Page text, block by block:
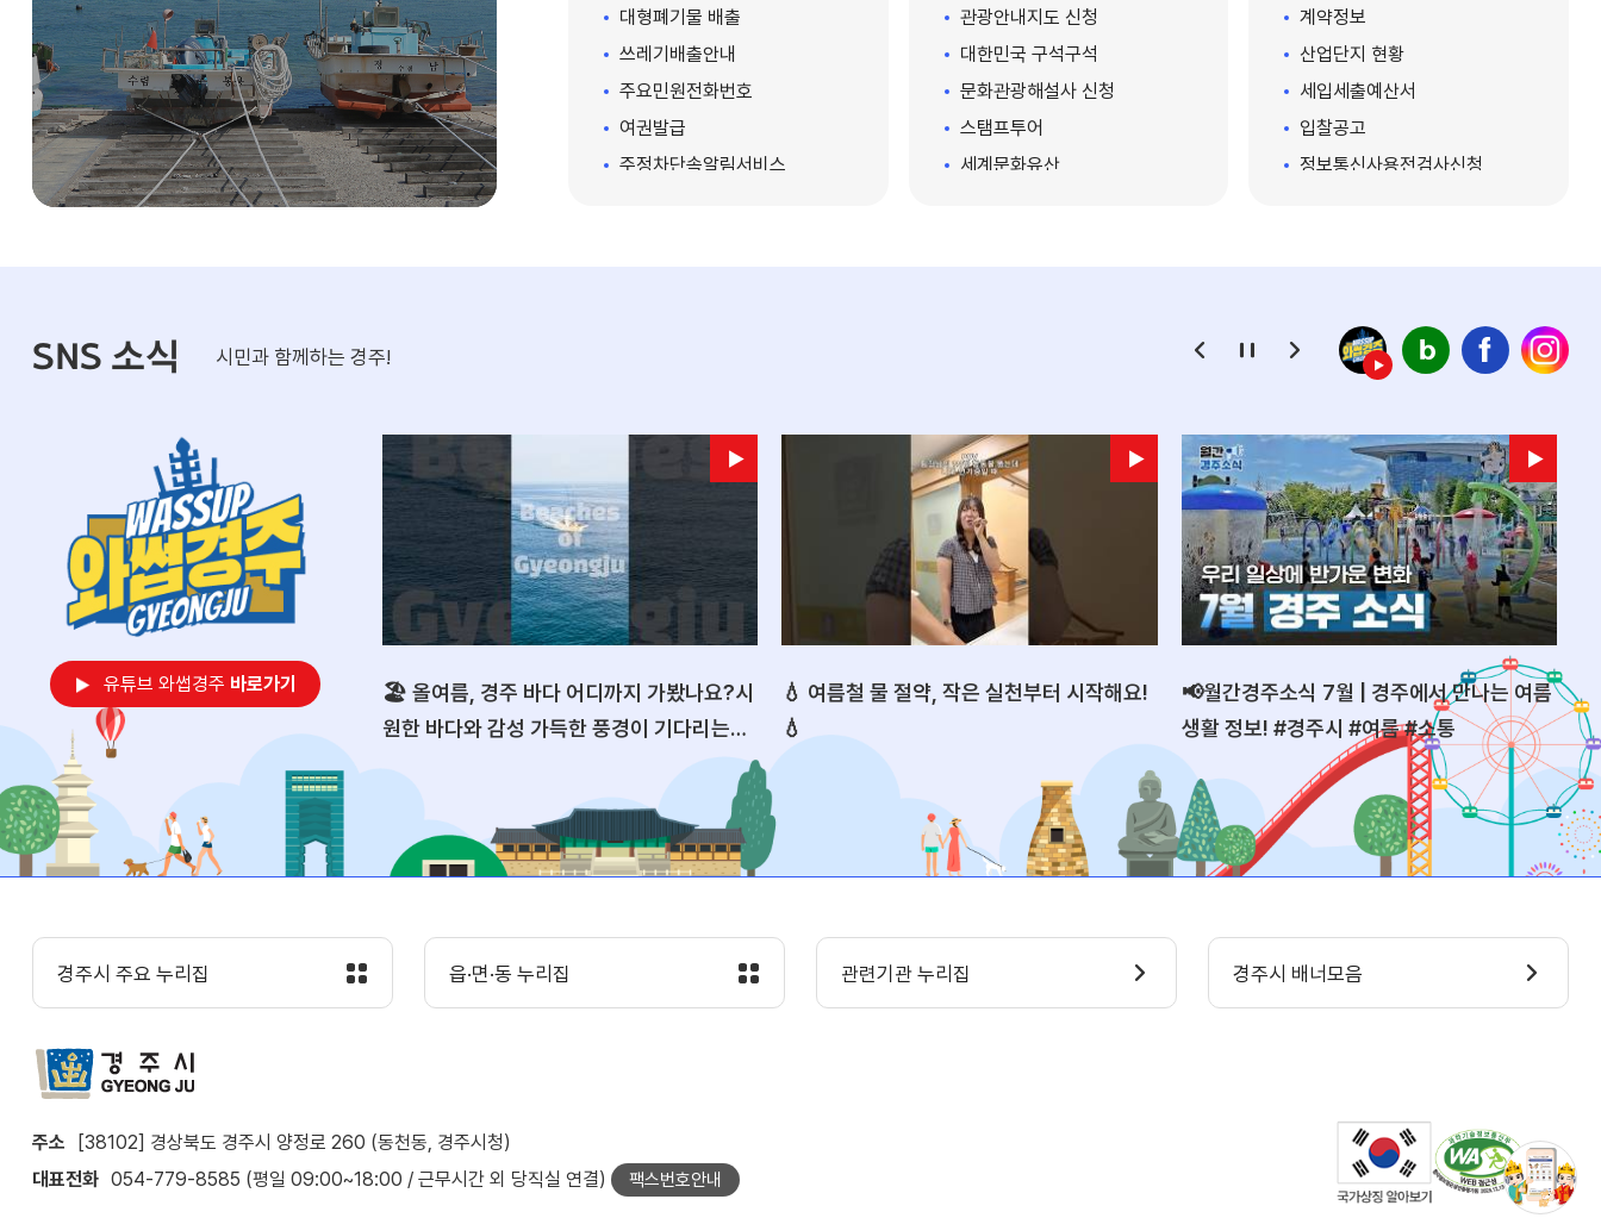
가져올 것으로 기대하고 있다. 주
낙영 경주시장은 "이번 KTX와
KTX-이음 증편은 시민들의 교통
편의를 높이는 것은 물론 경주를
찾는 관광객들의 접근성을 더욱 향
상시키는 계기가 될 것"이라며 "앞
으로도 시민과 관광객이 더욱 편리
관리 기간에는 쓰레기 발생 억제와
신속한 수거에 행정력을 집중하고,
휴가철 이후에는 대청소와 자체점
검을 실시해 관광지와 행락지 전반
의 환경을 정비할 예정이다. 이를
통해 깨끗한 관광환경을 유지하고
관광도시 경주의 이미지를 더욱 높
다"고 말했다.
시는 해파리 특별 해제 시까지 총
33톤을 수매해 어업인 피해를 줄
이다. 경주시는 폭염 기간 농축수
산 분야에 대한 점검을 지속하고,
피해 발생 시에는 신속한 조사와
하겠다”라고 강조했다.
대형폐기물 배출
쓰레기배출안내
주요민원전화번호
여권발급
주정차단속알림서비스
경주시 청년센터
청년사업 마당
전자공보(시보)
스마트도시 리빙랩 플랫폼
관광안내지도 신청
대한민국 구석구석
문화관광해설사 신청
스탬프투어
세계문화유산
계약정보
산업단지 현황
세입세출예산서
입찰공고
정보통신사용전검사신청
SNS 소식 시민과 함께하는 경주!
유튜브와썹경주 바로가기
🏖️ 올여름, 경주 바다 어디까지 가봤나요?시
원한 바다와 감성 가득한 풍경이 기다리는경
💧 여름철 물 절약, 작은 실천부터 시작해요!
💧
📢월간경주소식 7월 | 경주에서 만나는 여름
생활 정보! #경주시 #여름 #소통
경주시 주요 누리집 읍·면·동 누리집 관련기관 누리집 경주시 배너모음
주소
[38102] 경상북도 경주시 양정로 260 (동천동, 경주시청)
대표전화 054-779-8585 (평일 09:00~18:00 / 근무시간 외 당직실 연결) 팩스번호안내